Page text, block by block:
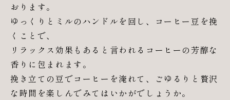
おります。
ゆっくりとミルのハンドルを回し、コーヒー豆を挽
くことで、
リラックス効果もあると言われるコーヒーの芳醇な
香りに包まれます。
挽き立ての豆でコーヒーを淹れて、ごゆるりと贅沢
な時間を楽しんでみてはいかがでしょうか。